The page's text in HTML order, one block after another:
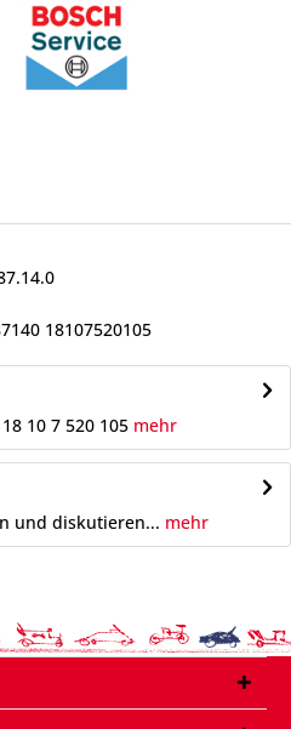
18107520105
10 7 520 105 mehr
und diskutieren... mehr